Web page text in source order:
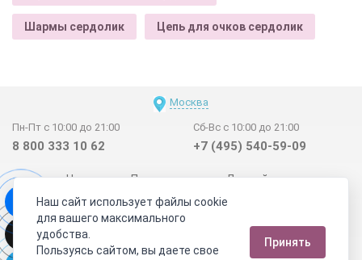
Шармы сердолик Цепь для очков сердолик
Москва
Пн-Пт с 10:00 до 21:00
8 800 333 10 62
Сб-Вс с 10:00 до 21:00
+7 (495) 540-59-09
Новинки Поставщикам
Личный счет
Договор-оферта
О нас
Наши магазины
Отзывы покупателей
Сертификаты
Статьи
Обратная связь
Видео о камнях СОУТ Телеграм
Наш сайт использует файлы cookie
для вашего максимального
удобства.
Пользуясь сайтом, вы даете свое
Принять